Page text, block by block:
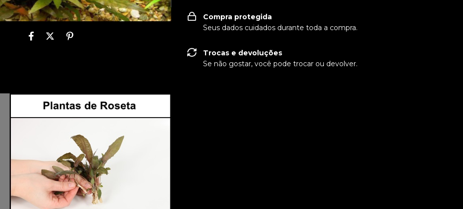
Compra protegida
Seus dados cuidados durante toda a compra.
Trocas e devoluções
Se não gostar, você pode trocar ou devolver.